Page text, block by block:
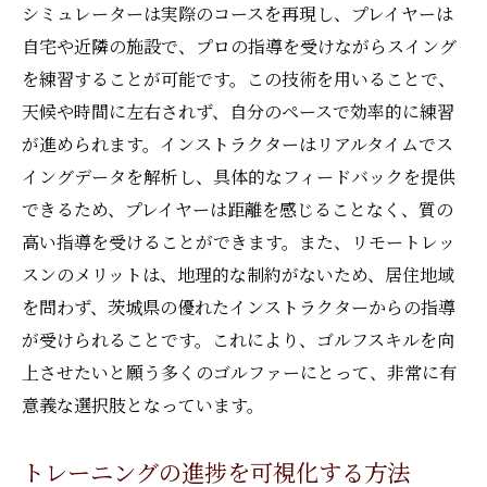
シミュレーターは実際のコースを再現し、プレイヤーは
自宅や近隣の施設で、プロの指導を受けながらスイング
を練習することが可能です。この技術を用いることで、
天候や時間に左右されず、自分のペースで効率的に練習
が進められます。インストラクターはリアルタイムでス
イングデータを解析し、具体的なフィードバックを提供
できるため、プレイヤーは距離を感じることなく、質の
高い指導を受けることができます。また、リモートレッ
スンのメリットは、地理的な制約がないため、居住地域
を問わず、茨城県の優れたインストラクターからの指導
が受けられることです。これにより、ゴルフスキルを向
上させたいと願う多くのゴルファーにとって、非常に有
意義な選択肢となっています。
トレーニングの進捗を可視化する方法